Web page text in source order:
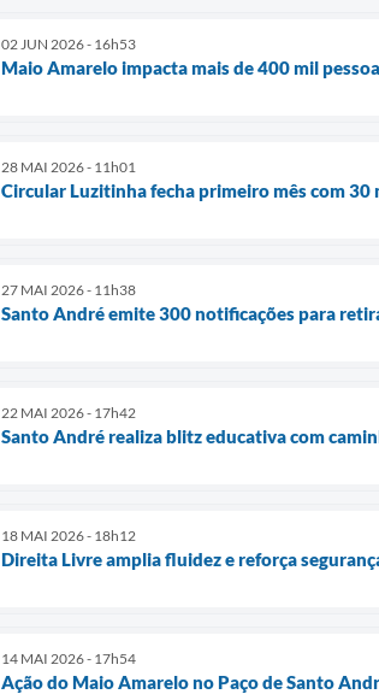
02 JUN 2026 - 16h53
Maio Amarelo impacta mais de 400 mil
28 MAI 2026 - 11h01
Circular Luzitinha fecha primeiro mês com
27 MAI 2026 - 11h38
Santo André emite 300 notificações para
22 MAI 2026 - 17h42
Santo André realiza blitz educativa com
18 MAI 2026 - 18h12
Direita Livre amplia fluidez e reforça
14 MAI 2026 - 17h54
Ação do Maio Amarelo no Paço de Santo